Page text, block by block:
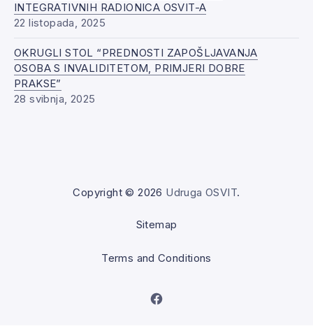
INTEGRATIVNIH RADIONICA OSVIT-A
22 listopada, 2025
OKRUGLI STOL “PREDNOSTI ZAPOŠLJAVANJA
OSOBA S INVALIDITETOM, PRIMJERI DOBRE
PRAKSE”
28 svibnja, 2025
Copyright © 2026 Udruga OSVIT.
Sitemap
Terms and Conditions
New Window